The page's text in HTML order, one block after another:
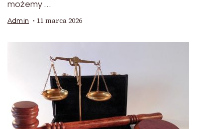
możemy …
Admin 11 marca 2026